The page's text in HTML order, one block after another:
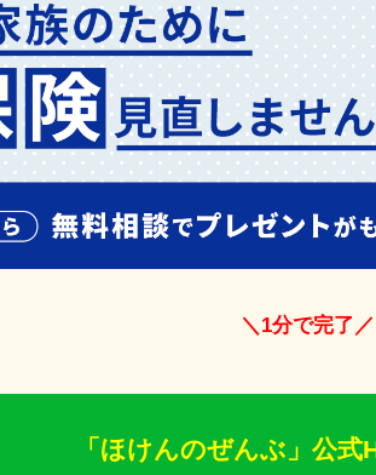
＼1分で完了／
「ほけんのぜんぶ」公式